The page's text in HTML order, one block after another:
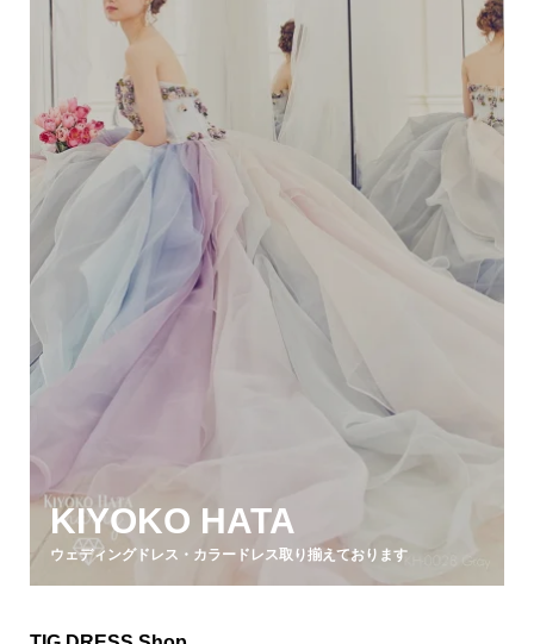
KIYOKO HATA
ウェディングドレス・カラードレス取り揃えております